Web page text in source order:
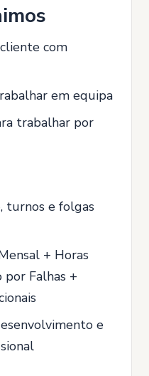
com
em equipa
trabalhar por
turnos e folgas
+ Horas
Falhas +
e